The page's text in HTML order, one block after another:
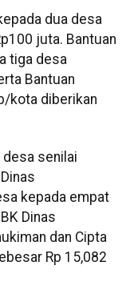
dua desa
juta. Bantuan
tiga desa
Bantuan
kota diberikan
desa senilai
kepada empat
Dinas
dan Cipta
Rp 15,082